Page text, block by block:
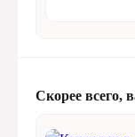
Скорее всего,